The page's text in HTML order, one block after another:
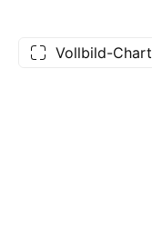
Vollbild-Chart